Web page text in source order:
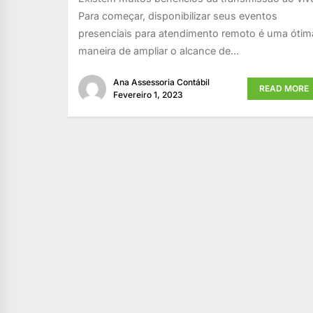
Para começar, disponibilizar seus eventos
presenciais para atendimento remoto é uma
maneira de ampliar o alcance de...
Ana Assessoria Contábil
Fevereiro 1, 2023
READ MORE